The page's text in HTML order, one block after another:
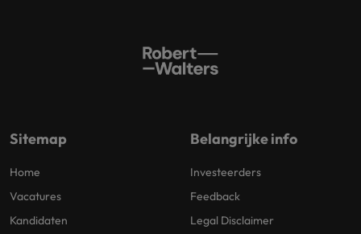
Sitemap
Home
Vacatures
Kandidaten
Belangrijke info
Investeerders
Feedback
Legal Disclaimer